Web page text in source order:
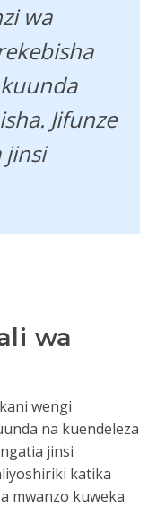
wa
Jifunze
jinsi
wa
wengi
na kuendeleza
jinsi
katika
mwanzo kuweka